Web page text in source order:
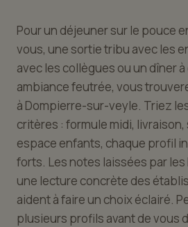
Pour un déjeuner sur le pouce
vous, une sortie tribu avec les
avec les collègues ou un dîner
ambiance feutrée, vous
à Dompierre-sur-veyle. Triez
critères : formule midi, livraison,
espace enfants, chaque profil
forts. Les notes laissées par
une lecture concrète des
aident à faire un choix éclairé.
plusieurs profils avant de vous